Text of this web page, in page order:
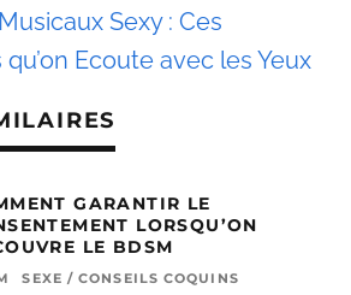
Sexy : Ces
Ecoute avec les Yeux
GARANTIR LE
LORSQU’ON
LE BDSM
SEXE / CONSEILS COQUINS